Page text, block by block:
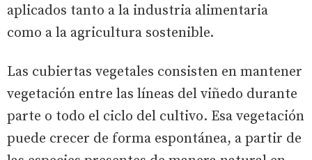
aplicados tanto a la industria alimentaria
como a la agricultura sostenible.
Las cubiertas vegetales consisten en mantener
vegetación entre las líneas del viñedo durante
parte o todo el ciclo del cultivo. Esa vegetación
puede crecer de forma espontánea, a partir de